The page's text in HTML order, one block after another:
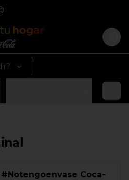
#Notengoenvase Coca-